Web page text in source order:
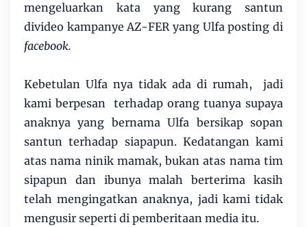
mengeluarkan kata yang kurang santun
divideo kampanye AZ-FER yang Ulfa posting di
facebook.
Kebetulan Ulfa nya tidak ada di rumah, jadi
kami berpesan terhadap orang tuanya supaya
anaknya yang bernama Ulfa bersikap sopan
santun terhadap siapapun. Kedatangan kami
atas nama ninik mamak, bukan atas nama tim
sipapun dan ibunya malah berterima kasih
telah mengingatkan anaknya, jadi kami tidak
mengusir seperti di pemberitaan media itu.